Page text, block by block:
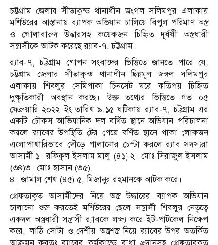
চট্টগ্রাম জেলার সীতাকুন্ড থানাধীন জংগল সলিমপুর এলাকায়
মশিউরের আস্তানায় ব্যাপক অভিযান চালিয়ে বিপুল পরিমাণ অস্ত্র
ও গোলাবারুদ উদ্ধারসহ কয়েকজন চিহ্নিত দূর্ধর্ষী অস্ত্রধারী
সন্ত্রাসীকে আটক করেছে র‌্যাব-৭, চট্টগ্রাম।
র‌্যাব-৭, চট্টগ্রাম গোপন সংবাদের ভিত্তিতে জানতে পারে যে,
চট্টগ্রাম জেলার সীতাকুন্ড থানাধীন ছিন্নমূল জঙ্গল সলিমপুর
এলাকায় শিবলুর সেমিপাকা চিনসেট ঘরে কতিপয় চিহ্নিত
দুষ্কৃতিকারী অবস্থান করছে। উক্ত তথ্যের ভিত্তিতে গত ০৫
ফেব্রুয়ারি ২০২২ ইং তারিখ ৯.১৫ ঘটিকায় র‌্যাব-৭, চট্টগ্রাম এর
একটি চৌকস আভিযানিক দল বর্ণিত স্থানে অভিযান পরিচালনা
করলে র‌্যাবের উপস্থিতি টের পেয়ে বর্ণিত স্থানে থাকা লোকজন
এলোপাথারিভাবে দৌড়ে পালানোর চেস্টা করলে র‌্যাব সদস্যরা
আসামী ১। রফিকুল ইসলাম মালু (৪১) ২। মোঃ সিরাজুল ইসলাম
(৩৪)৩। মোঃ হাসান (৩৫),
৪। জামাল শেখ (৪৫) ৫, মিজানুর রহমানকে আটক করে।
গ্রেফতাকৃত আসামীদের নিয়ে অস্ত্র উদ্ধারের ব্যাপক অভিযান
চালানো শুরু করতেই মশিউরের ছেলে সন্ত্রাসী শিবলুর নেতৃত্বে
একদল অস্ত্রধারী সন্ত্রাসী র‌্যাবকে লক্ষ্য করে ইট-পাটকেল নিক্ষেপ
করে, লাঠি সোটা ও দেশীয় অস্ত্রশস্ত্র নিয়ে র‌্যাবের উপর অতর্কিত
আক্রমন করতঃ র‌্যাবের কর্মকান্ডে বাধা প্রদানসহ গ্রেফতারকৃত